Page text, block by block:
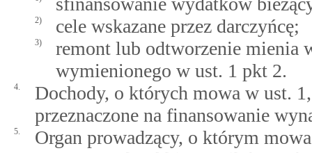
2) cele wskazane przez darczyńcę;
3)
remont lub odtworzenie mienia
wymienionego w ust. 1 pkt 2.
4.
Dochody, o których mowa w ust.
przeznaczone na finansowanie
5.
Organ prowadzący, o którym